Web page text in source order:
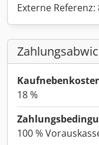
Externe Referenz:
18 %
100 %